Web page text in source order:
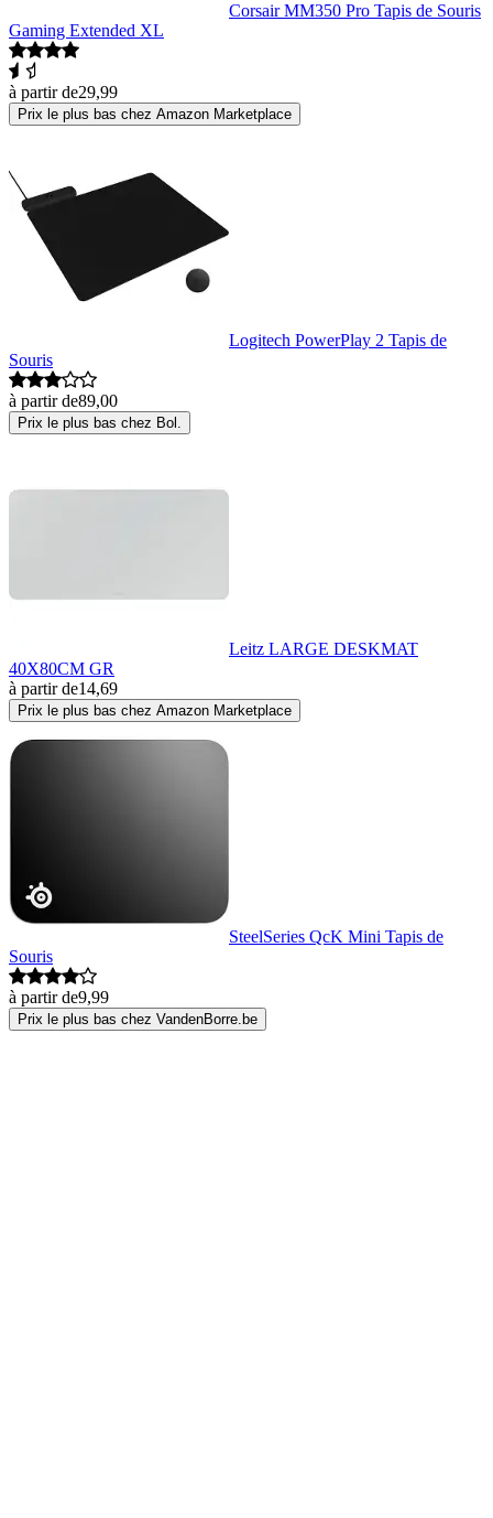
Corsair MM350 Pro Tapis de Souris
Gaming Extended XL
à partir de29,99
Prix le plus bas chez Amazon Marketplace
Logitech PowerPlay 2 Tapis de
Souris
à partir de89,00
Prix le plus bas chez Bol.
Leitz LARGE DESKMAT
40X80CM GR
à partir de14,69
Prix le plus bas chez Amazon Marketplace
SteelSeries QcK Mini Tapis de
Souris
à partir de9,99
Prix le plus bas chez VandenBorre.be